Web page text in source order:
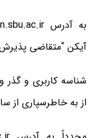
آیکن “متقاضی
شناسه کاربری و گذر
از به خاطرسپاری از